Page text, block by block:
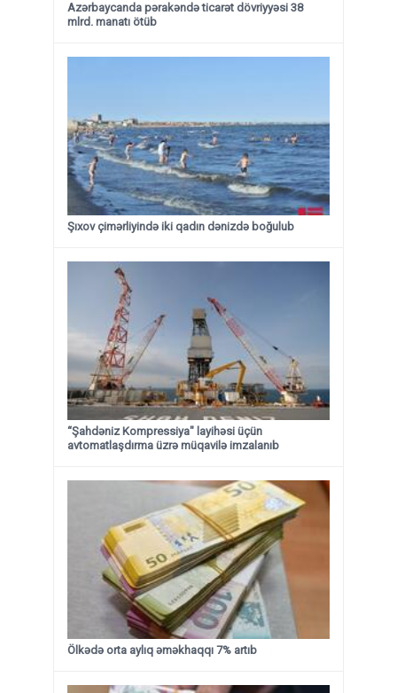
Azərbaycanda pərakəndə ticarət dövriyyəsi 38
mlrd. manatı ötüb
Şıxov çimərliyində iki qadın dənizdə boğulub
“Şahdəniz Kompressiya" layihəsi üçün
avtomatlaşdırma üzrə müqavilə imzalanıb
Ölkədə orta aylıq əməkhaqqı 7% artıb